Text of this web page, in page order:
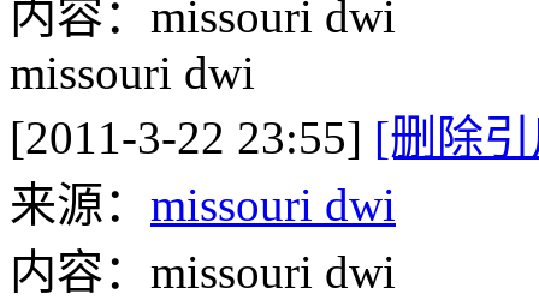
内容：missouri dwi
missouri dwi
[2011-3-22 23:55] [删除
来源： missouri dwi
内容：missouri dwi